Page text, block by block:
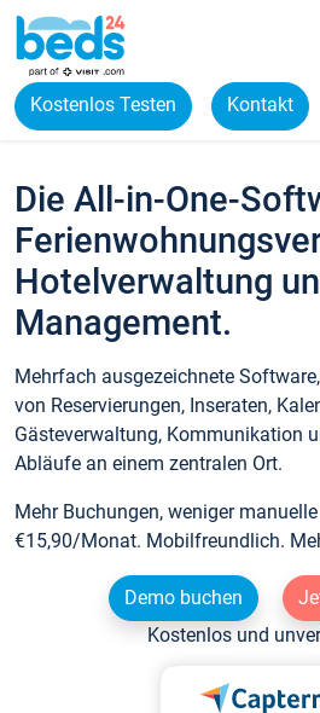
Kostenlos Testen Kontakt
Die All-in-One-
Hotelverwaltung
Management.
Mehrfach ausgezeichnete
von Reservierungen, Inseraten,
Gästeverwaltung, Kommunikation
Abläufe an einem zentralen Ort.
Mehr Buchungen, weniger
€15,90/Monat. Mobilfreundlich.
Demo buchen
Kostenlos und